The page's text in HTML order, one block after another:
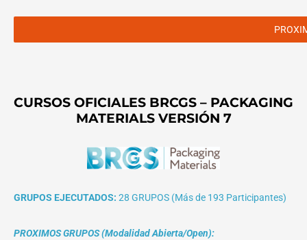
CURSOS OFICIALES BRCGS – PACKAGING
MATERIALS VERSIÓN 7
GRUPOS EJECUTADOS: 28 GRUPOS (Más de 193 Participantes)
PROXIMOS GRUPOS (Modalidad Abierta/Open):